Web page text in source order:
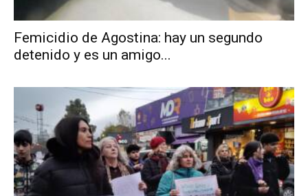
Femicidio de Agostina: hay un segundo
detenido y es un amigo...